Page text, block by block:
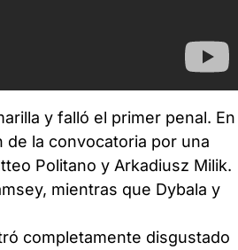
y falló el primer penal. En
de la convocatoria por una
Politano y Arkadiusz Milik.
mientras que Dybala y
completamente disgustado